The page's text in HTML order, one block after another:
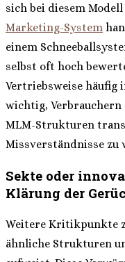
sich bei diesem
Marketing-System
einem
selbst oft hoch
Vertriebsweise
wichtig,
MLM-Strukturen
Missverständnisse zu
Sekte oder
Klärung der
Weitere Kritikpunkte
ähnliche Strukturen